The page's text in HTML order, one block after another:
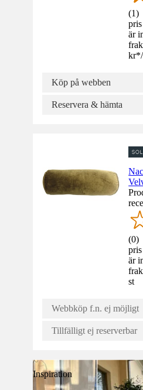
(1)
är
kr*/
Köp på webben
Reservera & hämta
(0)
är
st
Webbköp f.n. ej möjligt
Tillfälligt ej reserverbar
Inspiration